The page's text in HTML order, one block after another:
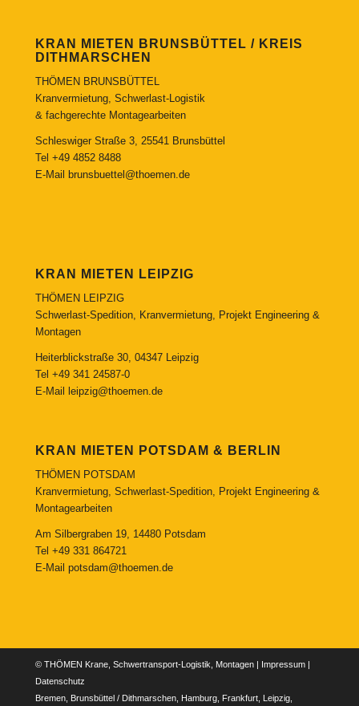
KRAN MIETEN BRUNSBÜTTEL / KREIS
DITHMARSCHEN
THÖMEN BRUNSBÜTTEL
Kranvermietung, Schwerlast-Logistik
& fachgerechte Montagearbeiten
Schleswiger Straße 3, 25541 Brunsbüttel
Tel +49 4852 8488
E-Mail
brunsbuettel@thoemen.de
KRAN MIETEN LEIPZIG
THÖMEN LEIPZIG
Schwerlast-Spedition, Kranvermietung, Projekt Engineering &
Montagen
Heiterblickstraße 30, 04347 Leipzig
Tel +49 341 24587-0
E-Mail
leipzig@thoemen.de
KRAN MIETEN POTSDAM & BERLIN
THÖMEN POTSDAM
Kranvermietung, Schwerlast-Spedition, Projekt Engineering &
Montagearbeiten
Am Silbergraben 19, 14480 Potsdam
Tel +49 331 864721
E-Mail potsdam@thoemen.de
© THÖMEN Krane, Schwertransport-Logistik, Montagen | Impressum|
Datenschutz
Bremen, Brunsbüttel / Dithmarschen, Hamburg, Frankfurt, Leipzig,